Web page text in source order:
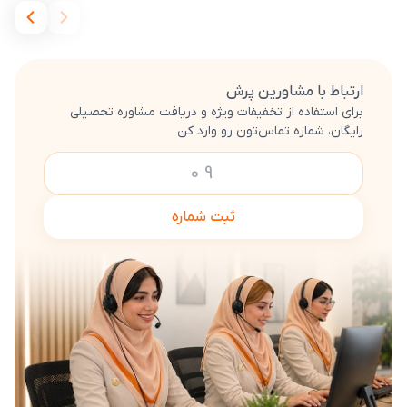
ارتباط با مشاورین پرش
برای استفاده از تخفیفات ویژه و دریافت مشاوره تحصیلی
رایگان، شماره تماس‌تون رو وارد کن
ثبت شماره